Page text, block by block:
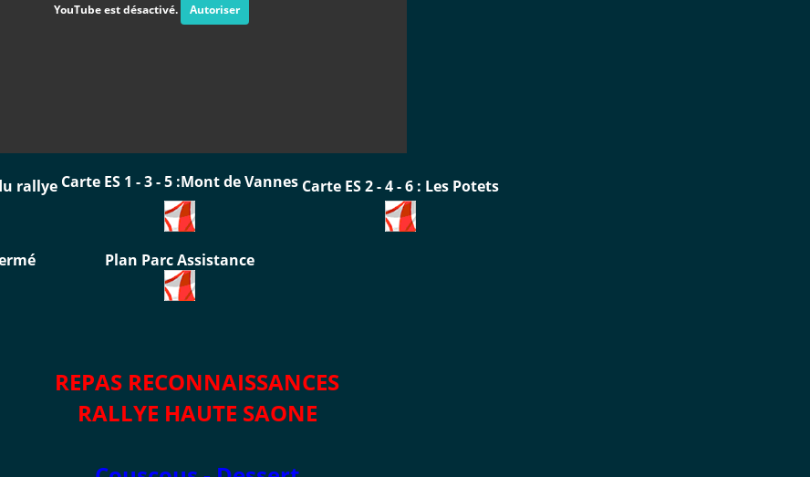
YouTube est désactivé. Autoriser
rallye Carte ES 1 - 3 - 5 :Mont de Vannes Carte ES 2 - 4 - 6 : Les Potets
Plan Parc Assistance
REPAS RECONNAISSANCES
RALLYE HAUTE SAONE